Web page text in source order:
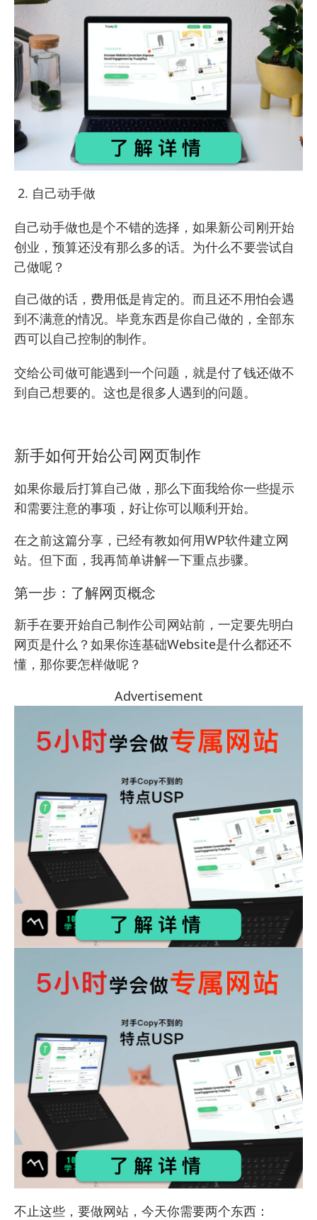
自己动手做
自己动手做也是个不错的选择，如果新公司刚开始
创业，预算还没有那么多的话。为什么不要尝试自
己做呢？
自己做的话，费用低是肯定的。而且还不用怕会遇
到不满意的情况。毕竟东西是你自己做的，全部东
西可以自己控制的制作。
交给公司做可能遇到一个问题，就是付了钱还做不
到自己想要的。这也是很多人遇到的问题。
新手如何开始公司网页制作
如果你最后打算自己做，那么下面我给你一些提示
和需要注意的事项，好让你可以顺利开始。
在之前这篇分享，已经有教如何用WP软件建立网
站。但下面，我再简单讲解一下重点步骤。
第一步：了解网页概念
新手在要开始自己制作公司网站前，一定要先明白
网页是什么 ？如果你连基础Website是什么都还不
懂，那你要怎样做呢？
Advertisement
不止这些，要做网站，今天你需要两个东西：